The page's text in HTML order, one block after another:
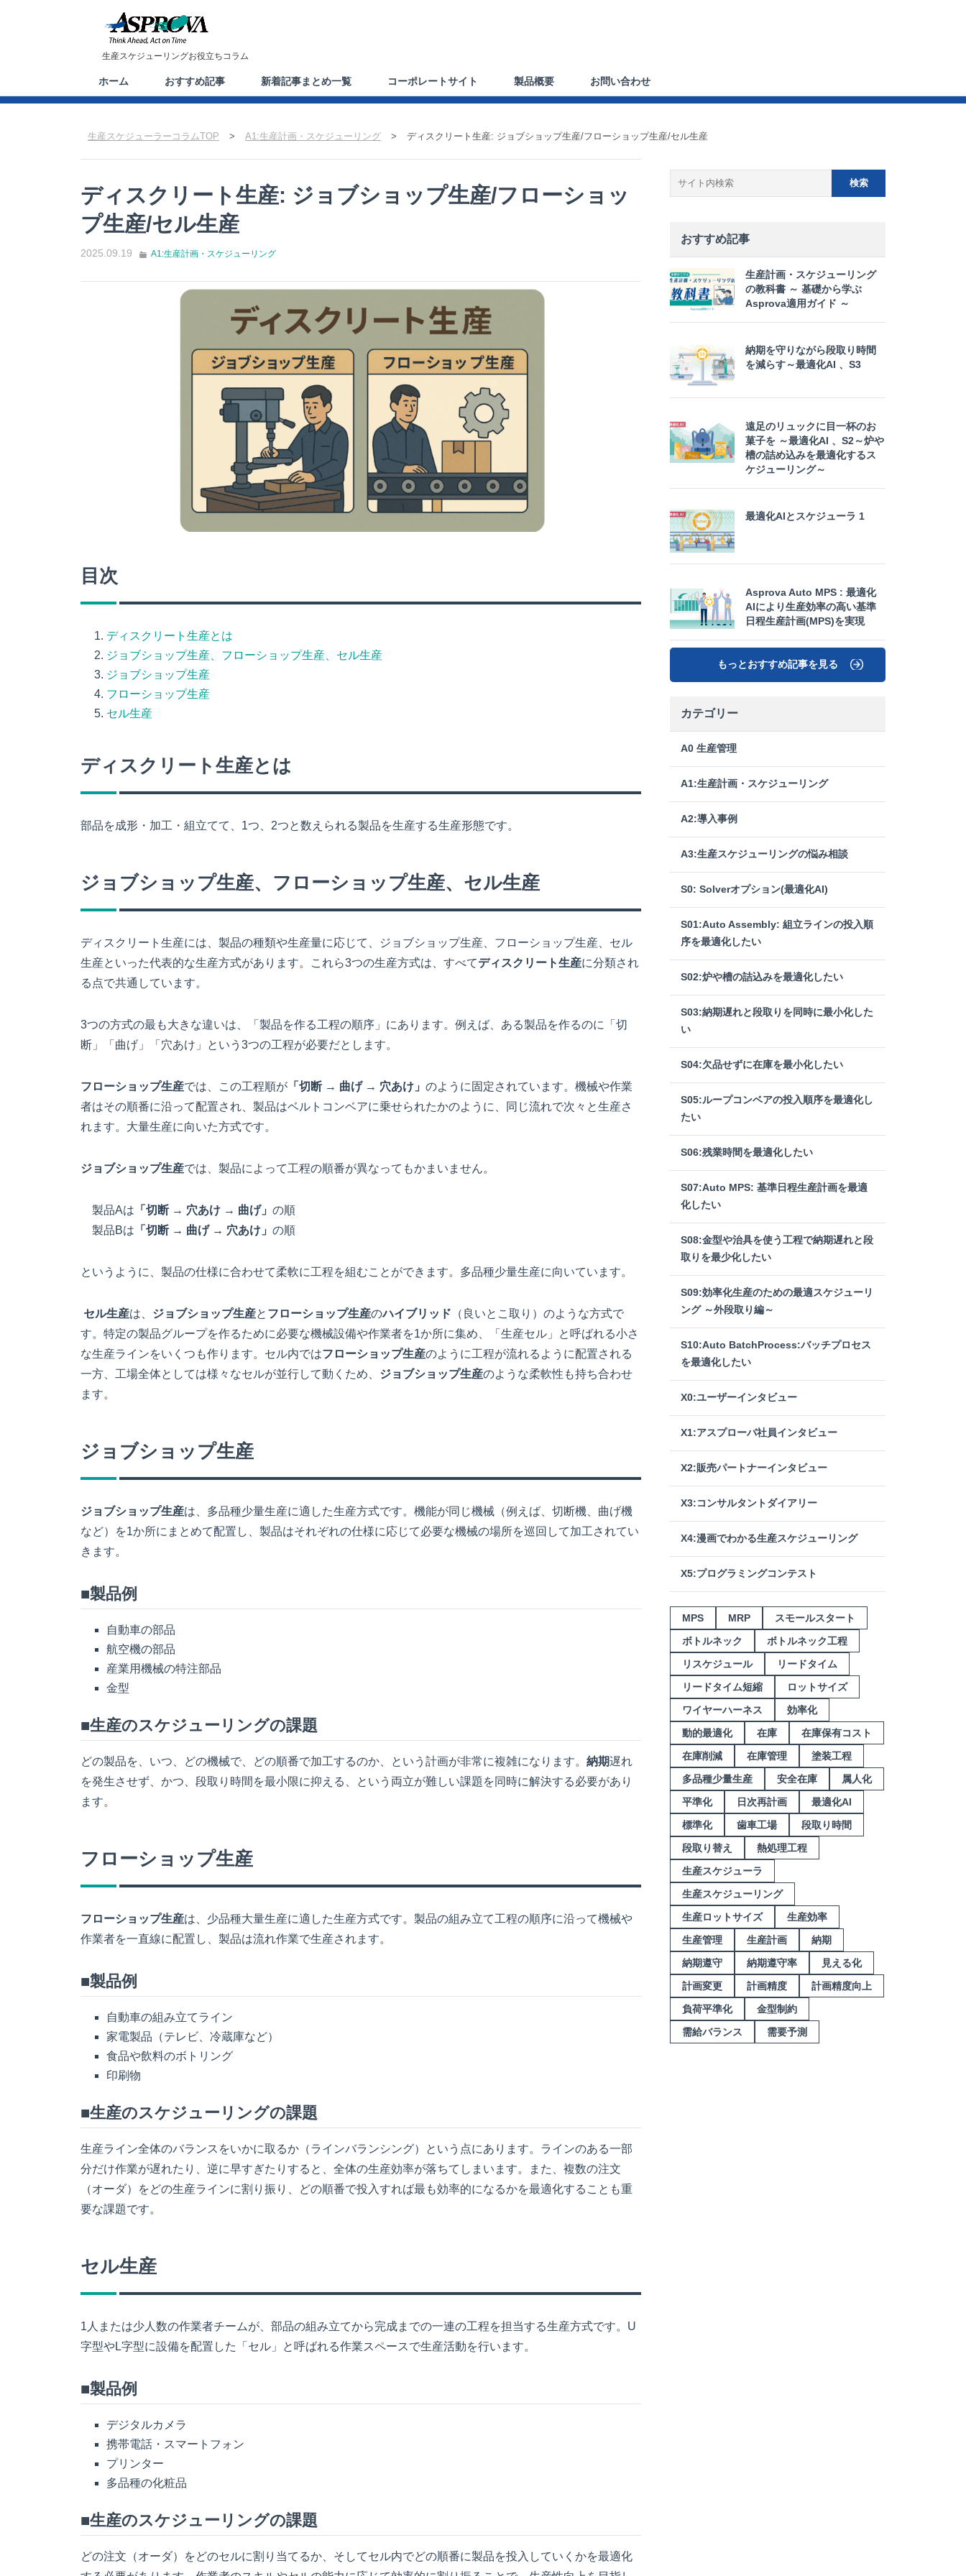
生産スケジューリングお役立ちコラム
ホーム おすすめ記事 新着記事まとめ一覧 コーポレートサイト 製品概要 お問い合わせ
生産スケジューラーコラムTOP > A1:生産計画・スケジューリング > ディスクリート生産: ジョブショップ生産/フローショップ生産/セル生産
ディスクリート生産: ジョブショップ生産/フローショッ
プ生産/セル生産
2025.09.19 A1:生産計画・スケジューリング
目次
ディスクリート生産とは
ジョブショップ生産、フローショップ生産、セル生産
ジョブショップ生産
フローショップ生産
セル生産
ディスクリート生産とは
部品を成形・加工・組立てて、1つ、2つと数えられる製品を生産する生産形態です。
ジョブショップ生産、フローショップ生産、セル生産
ディスクリート生産には、製品の種類や生産量に応じて、ジョブショップ生産、フローショップ生産、セル
生産といった代表的な生産方式があります。これら3つの生産方式は、すべてディスクリート生産に分類され
る点で共通しています。
3つの方式の最も大きな違いは、「製品を作る工程の順序」にあります。例えば、ある製品を作るのに「切
断」「曲げ」「穴あけ」という3つの工程が必要だとします。
フローショップ生産では、この工程順が 「切断 → 曲げ → 穴あけ」 のように固定されています。機械や作業
者はその順番に沿って配置され、製品はベルトコンベアに乗せられたかのように、同じ流れで次々と生産さ
れます。大量生産に向いた方式です。
ジョブショップ生産では、製品によって工程の順番が異なってもかまいません。
製品Aは 「切断 → 穴あけ → 曲げ」 の順
製品Bは 「切断 → 曲げ → 穴あけ」 の順
というように、製品の仕様に合わせて柔軟に工程を組むことができます。多品種少量生産に向いています。
セル生産は、 ジョブショップ生産と フローショップ生産のハイブリッド （良いとこ取り）のような方式で
す。特定の製品グループを作るために必要な機械設備や作業者を1か所に集め、「生産セル」と呼ばれる小さ
な生産ラインをいくつも作ります。セル内ではフローショップ生産のように工程が流れるように配置される
一方、工場全体としては様々なセルが並行して動くため、 ジョブショップ生産のような柔軟性も持ち合わせ
ます。
ジョブショップ生産
ジョブショップ生産は、多品種少量生産に適した生産方式です。機能が同じ機械（例えば、切断機、曲げ機
など）を1か所にまとめて配置し、製品はそれぞれの仕様に応じて必要な機械の場所を巡回して加工されてい
きます。
■製品例
自動車の部品
航空機の部品
産業用機械の特注部品
金型
■生産のスケジューリングの課題
どの製品を、いつ、どの機械で、どの順番で加工するのか、という計画が非常に複雑になります。 納期遅れ
を発生させず、かつ、段取り時間を最小限に抑える、という両立が難しい課題を同時に解決する必要があり
ます。
フローショップ生産
フローショップ生産は、少品種大量生産に適した生産方式です。製品の組み立て工程の順序に沿って機械や
作業者を一直線に配置し、製品は流れ作業で生産されます。
■製品例
自動車の組み立てライン
家電製品（テレビ、冷蔵庫など）
食品や飲料のボトリング
印刷物
■生産のスケジューリングの課題
生産ライン全体のバランスをいかに取るか（ラインバランシング）という点にあります。ラインのある一部
分だけ作業が遅れたり、逆に早すぎたりすると、全体の生産効率が落ちてしまいます。また、複数の注文
（オーダ）をどの生産ラインに割り振り、どの順番で投入すれば最も効率的になるかを最適化することも重
要な課題です。
セル生産
1人または少人数の作業者チームが、部品の組み立てから完成までの一連の工程を担当する生産方式です。U
字型やL字型に設備を配置した「セル」と呼ばれる作業スペースで生産活動を行います。
■製品例
デジタルカメラ
携帯電話・スマートフォン
プリンター
多品種の化粧品
■生産のスケジューリングの課題
どの注文（オーダ）をどのセルに割り当てるか、そしてセル内でどの順番に製品を投入していくかを最適化
おすすめ記事
生産計画・スケジューリング
の教科書 ～ 基礎から学ぶ
Asprova適用ガイド ～
納期を守りながら段取り時間
を減らす～最適化AI 、S3
遠足のリュックに目一杯のお
菓子を ～最適化AI 、S2～炉や
槽の詰め込みを最適化するス
ケジューリング～
最適化AIとスケジューラ 1
Asprova Auto MPS : 最適化
AIにより生産効率の高い基準
日程生産計画(MPS)を実現
もっとおすすめ記事を見る
カテゴリー
A0 生産管理
A1:生産計画・スケジューリング
A2:導入事例
A3:生産スケジューリングの悩み相談
S0: Solverオプション(最適化AI)
S01:Auto Assembly: 組立ラインの投入順
序を最適化したい
S02:炉や槽の詰込みを最適化したい
S03:納期遅れと段取りを同時に最小化した
い
S04:欠品せずに在庫を最小化したい
S05:ループコンベアの投入順序を最適化し
たい
S06:残業時間を最適化したい
S07:Auto MPS: 基準日程生産計画を最適
化したい
S08:金型や治具を使う工程で納期遅れと段
取りを最少化したい
S09:効率化生産のための最適スケジューリ
ング ～外段取り編～
S10:Auto BatchProcess:バッチプロセス
を最適化したい
X0:ユーザーインタビュー
X1:アスプローバ社員インタビュー
X2:販売パートナーインタビュー
X3:コンサルタントダイアリー
X4:漫画でわかる生産スケジューリング
X5:プログラミングコンテスト
MPS MRP
スモールスタート
ボトルネック
ボトルネック工程
リスケジュール
リードタイム
リードタイム短縮
ロットサイズ
ワイヤーハーネス
効率化
動的最適化
在庫
在庫保有コスト
在庫削減
在庫管理
塗装工程
多品種少量生産
安全在庫
属人化
平準化
日次再計画
最適化AI
標準化
歯車工場
段取り時間
段取り替え
熱処理工程
生産スケジューラ
生産スケジューリング
生産ロットサイズ
生産効率
生産管理
生産計画
納期
納期遵守
納期遵守率
見える化
計画変更
計画精度
計画精度向上
負荷平準化
金型制約
需給バランス
需要予測